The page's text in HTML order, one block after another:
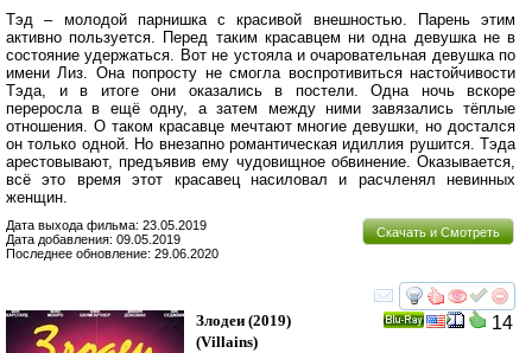
Тэд – молодой парнишка с красивой внешностью. Парень этим
активно пользуется. Перед таким красавцем ни одна девушка не в
состояние удержаться. Вот не устояла и очаровательная девушка по
имени Лиз. Она попросту не смогла воспротивиться настойчивости
Тэда, и в итоге они оказались в постели. Одна ночь вскоре
переросла в ещё одну, а затем между ними завязались тёплые
отношения. О таком красавце мечтают многие девушки, но достался
он только одной. Но внезапно романтическая идиллия рушится. Тэда
арестовывают, предъявив ему чудовищное обвинение. Оказывается,
всё это время этот красавец насиловал и расчленял невинных
женщин.
Скачать и Смотреть
Дата выхода фильма: 23.05.2019
Дата добавления: 09.05.2019
Последнее обновление: 29.06.2020
смотреть
14
Злодеи (2019)
(Villains)